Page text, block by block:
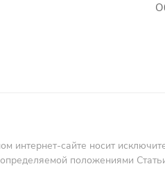
сайте носит
положениями